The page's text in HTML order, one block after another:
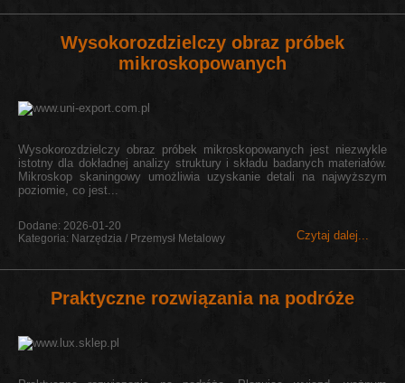
Wysokorozdzielczy obraz próbek
mikroskopowanych
Wysokorozdzielczy obraz próbek mikroskopowanych jest niezwykle
istotny dla dokładnej analizy struktury i składu badanych materiałów.
Mikroskop skaningowy umożliwia uzyskanie detali na najwyższym
poziomie, co jest...
Czytaj dalej...
Dodane: 2026-01-20
Kategoria: Narzędzia / Przemysł Metalowy
Praktyczne rozwiązania na podróże